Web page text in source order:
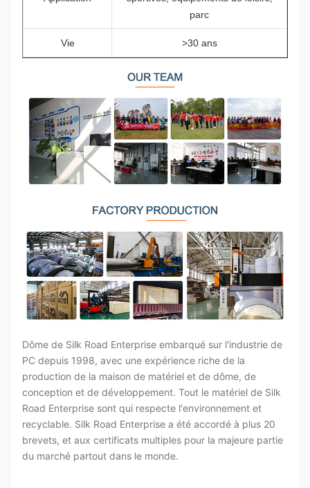
parc
Vie >30 ans
Dôme de Silk Road Enterprise embarqué sur l'industrie de
PC depuis 1998, avec une expérience riche de la
production de la maison de matériel et de dôme, de
conception et de développement. Tout le matériel de Silk
Road Enterprise sont qui respecte l'environnement et
recyclable. Silk Road Enterprise a été accordé à plus 20
brevets, et aux certificats multiples pour la majeure partie
du marché partout dans le monde.